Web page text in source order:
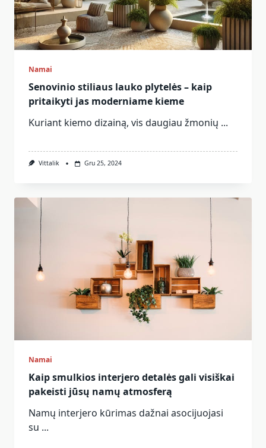
Namai
Senovinio stiliaus lauko plytelės – kaip
pritaikyti jas moderniame kieme
Kuriant kiemo dizainą, vis daugiau žmonių ...
Vittalik Gru 25, 2024
Namai
Kaip smulkios interjero detalės gali visiškai
pakeisti jūsų namų atmosferą
Namų interjero kūrimas dažnai asocijuojasi
su ...